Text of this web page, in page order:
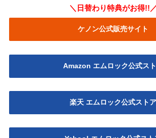
＼日替わり特典がお得!!
ケノン公式販売サイト
Amazon エムロック公式ス
楽天 エムロック公式ストア